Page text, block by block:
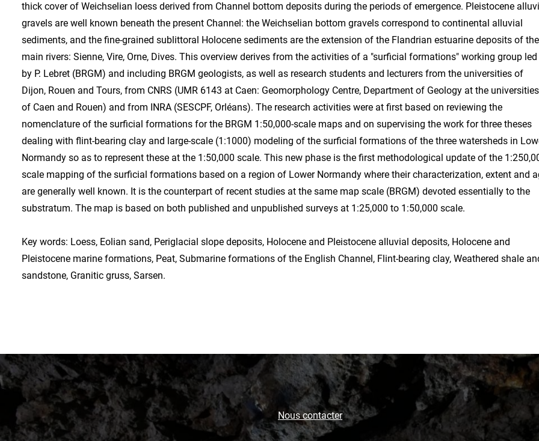
thick cover of Weichselian loess derived from Channel bottom deposits during the periods of emergence. Pleistocene
gravels are well known beneath the present Channel: the Weichselian bottom gravels correspond to continental alluvial
sediments, and the fine-grained sublittoral Holocene sediments are the extension of the Flandrian estuarine deposits of the
main rivers: Sienne, Vire, Orne, Dives. This overview derives from the activities of a "surficial formations" working group led
by P. Lebret (BRGM) and including BRGM geologists, as well as research students and lecturers from the universities of
Dijon, Rouen and Tours, from CNRS (UMR 6143 at Caen: Geomorphology Centre, Department of Geology at the universities
of Caen and Rouen) and from INRA (SESCPF, Orléans). The research activities were at first based on reviewing the
nomenclature of the surficial formations for the BRGM 1:50,000-scale maps and on supervising the work for three theses
dealing with flint-bearing clay and large-scale (1:1000) modeling of the surficial formations of the three watersheds in
Normandy so as to represent these at the 1:50,000 scale. This new phase is the first methodological update of the
scale mapping of the surficial formations based on a region of Lower Normandy where their characterization, extent and
are generally well known. It is the counterpart of recent studies at the same map scale (BRGM) devoted essentially to the
substratum. The map is based on both published and unpublished surveys at 1:25,000 to 1:50,000 scale.
Key words: Loess, Eolian sand, Periglacial slope deposits, Holocene and Pleistocene alluvial deposits, Holocene and
Pleistocene marine formations, Peat, Submarine formations of the English Channel, Flint-bearing clay, Weathered shale
sandstone, Granitic gruss, Sarsen.
Nous contacter